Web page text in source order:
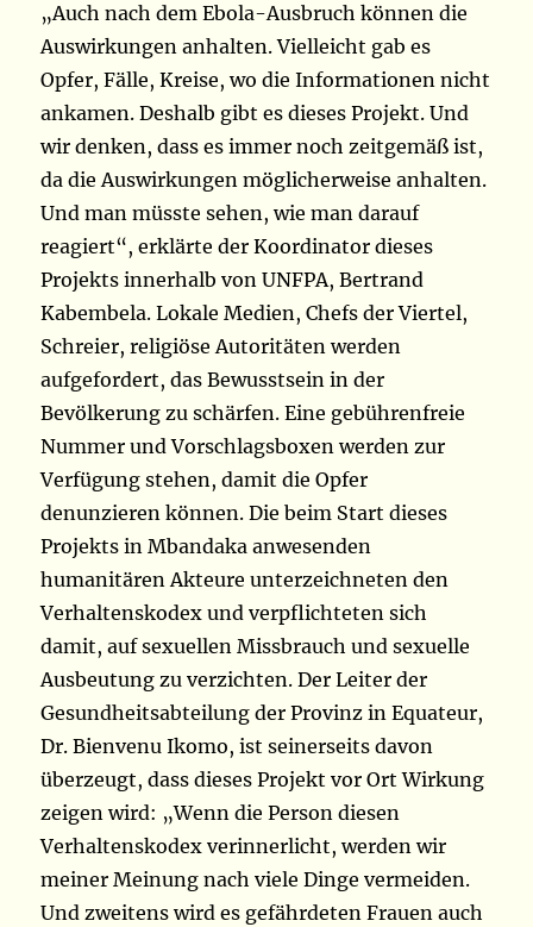
„Auch nach dem Ebola-Ausbruch können die
Auswirkungen anhalten. Vielleicht gab es
Opfer, Fälle, Kreise, wo die Informationen nicht
ankamen. Deshalb gibt es dieses Projekt. Und
wir denken, dass es immer noch zeitgemäß ist,
da die Auswirkungen möglicherweise anhalten.
Und man müsste sehen, wie man darauf
reagiert“, erklärte der Koordinator dieses
Projekts innerhalb von UNFPA, Bertrand
Kabembela. Lokale Medien, Chefs der Viertel,
Schreier, religiöse Autoritäten werden
aufgefordert, das Bewusstsein in der
Bevölkerung zu schärfen. Eine gebührenfreie
Nummer und Vorschlagsboxen werden zur
Verfügung stehen, damit die Opfer
denunzieren können. Die beim Start dieses
Projekts in Mbandaka anwesenden
humanitären Akteure unterzeichneten den
Verhaltenskodex und verpflichteten sich
damit, auf sexuellen Missbrauch und sexuelle
Ausbeutung zu verzichten. Der Leiter der
Gesundheitsabteilung der Provinz in Equateur,
Dr. Bienvenu Ikomo, ist seinerseits davon
überzeugt, dass dieses Projekt vor Ort Wirkung
zeigen wird: „Wenn die Person diesen
Verhaltenskodex verinnerlicht, werden wir
meiner Meinung nach viele Dinge vermeiden.
Und zweitens wird es gefährdeten Frauen auch